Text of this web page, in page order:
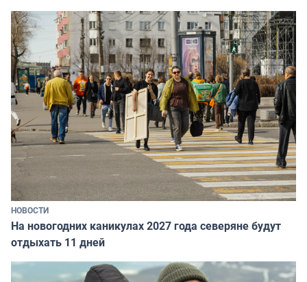
НОВОСТИ
На новогодних каникулах 2027 года северяне будут
отдыхать 11 дней